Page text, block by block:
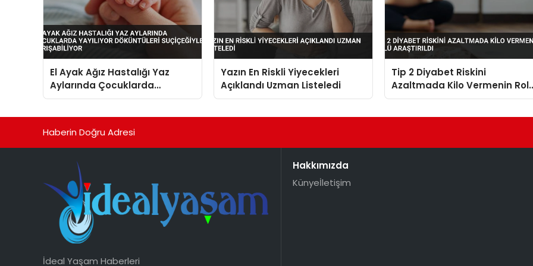
El Ayak Ağız Hastalığı Yaz
Aylarında Çocuklarda
Yayılıyor Döküntüleri
Yazın En Riskli Yiyecekleri
Açıklandı Uzman Listeledi
Tip 2 Diyabet Riskini
Azaltmada Kilo Vermenin
Araştırıldı
Haberin Doğru Adresi
İdeal Yaşam Haberleri
Hakkımızda
Künyeİletişim